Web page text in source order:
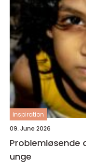
inspiration
09. June 2026
Problemløsende
unge